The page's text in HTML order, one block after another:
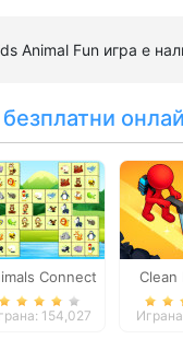
Animal Fun игра е
Connect
154,027
Clean